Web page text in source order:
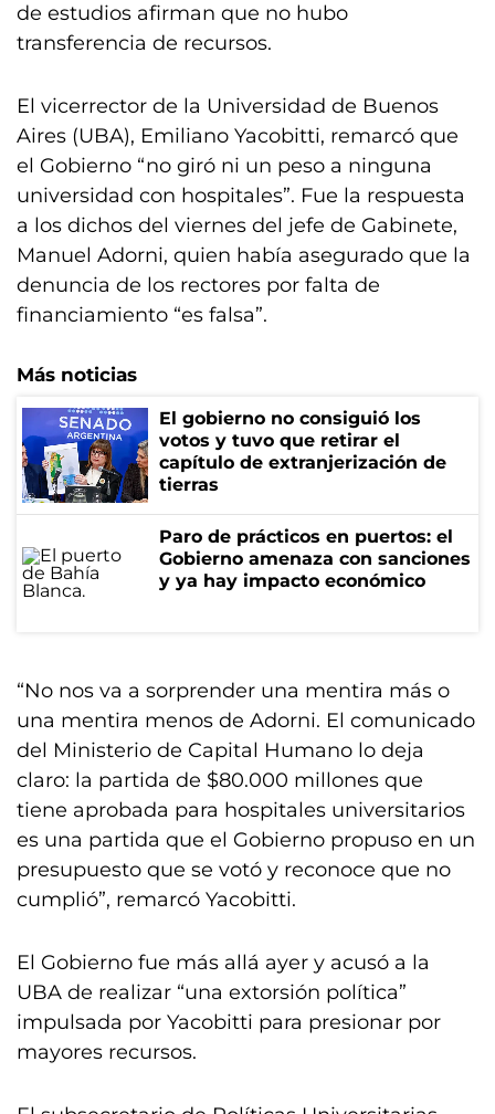
de estudios afirman que no hubo
transferencia de recursos.
El vicerrector de la Universidad de Buenos
Aires (UBA), Emiliano Yacobitti, remarcó que
el Gobierno “no giró ni un peso a ninguna
universidad con hospitales”. Fue la respuesta
a los dichos del viernes del jefe de Gabinete,
Manuel Adorni, quien había asegurado que la
denuncia de los rectores por falta de
financiamiento “es falsa”.
Más noticias
El gobierno no consiguió los
votos y tuvo que retirar el
capítulo de extranjerización de
tierras
Paro de prácticos en puertos: el
Gobierno amenaza con sanciones
y ya hay impacto económico
“No nos va a sorprender una mentira más o
una mentira menos de Adorni. El comunicado
del Ministerio de Capital Humano lo deja
claro: la partida de $80.000 millones que
tiene aprobada para hospitales universitarios
es una partida que el Gobierno propuso en un
presupuesto que se votó y reconoce que no
cumplió”, remarcó Yacobitti.
El Gobierno fue más allá ayer y acusó a la
UBA de realizar “una extorsión política”
impulsada por Yacobitti para presionar por
mayores recursos.